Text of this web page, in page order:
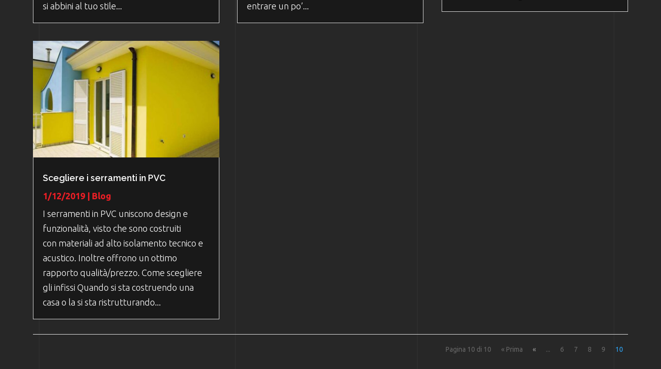
si abbini al tuo stile...
Scegliere i serramenti in PVC
1/12/2019
Blog
I serramenti in PVC uniscono design e
funzionalità, visto che sono costruiti
con materiali ad alto isolamento tecnico e
acustico. Inoltre offrono un ottimo
rapporto qualità/prezzo. Come scegliere
gli infissi Quando si sta costruendo una
casa o la si sta ristrutturando...
entrare un po’...
Pagina 10 di 10 « Prima « ... 6 7 8 9 10